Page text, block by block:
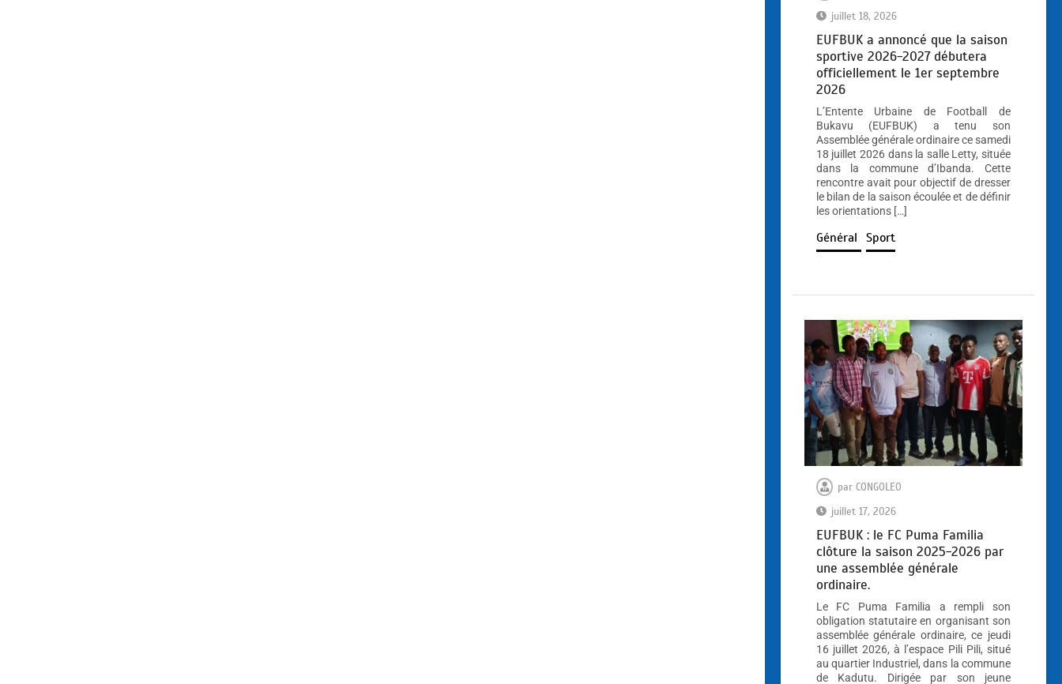
juillet 18, 2026
EUFBUK a annoncé que la saison
sportive 2026-2027 débutera
officiellement le 1er septembre
2026
L’Entente Urbaine de Football de
Bukavu (EUFBUK) a tenu son
Assemblée générale ordinaire ce samedi
18 juillet 2026 dans la salle Letty, située
dans la commune d’Ibanda. Cette
rencontre avait pour objectif de dresser
le bilan de la saison écoulée et de définir
les orientations […]
Général Sport
par CONGOLEO
juillet 17, 2026
EUFBUK : le FC Puma Familia
clôture la saison 2025-2026 par
une assemblée générale
ordinaire.
Le FC Puma Familia a rempli son
obligation statutaire en organisant son
assemblée générale ordinaire, ce jeudi
16 juillet 2026, à l’espace Pili Pili, situé
au quartier Industriel, dans la commune
de Kadutu. Dirigée par son jeune